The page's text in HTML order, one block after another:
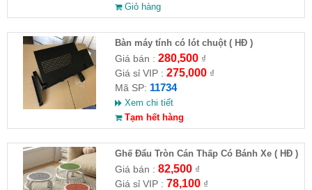
Giỏ hàng
Bàn máy tính có lót chuột ( HĐ )
Giá bán : 280,500₫
Giá sỉ VIP : 275,000₫
Mã SP: 11734
Xem chi tiết
Tạm hết hàng
Ghế Đẩu Tròn Cán Thấp Có Bánh Xe ( HĐ )
Giá bán : 82,500₫
Giá sỉ VIP : 78,100₫